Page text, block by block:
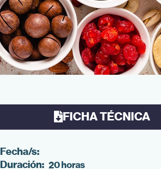
FICHA TÉCNICA
Fecha/s:
Duración: 20 horas